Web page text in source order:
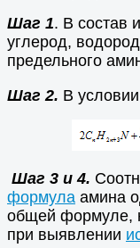
Шаг 1. В состав
углерод,
предельного
Шаг 2. В
Шаг 3 и 4.
формула амина
общей формуле,
при выявлении